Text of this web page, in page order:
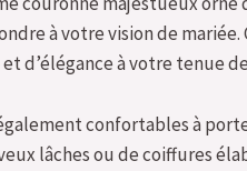
à votre vision de
d’élégance à votre tenue
confortables à
lâches ou de coiffures